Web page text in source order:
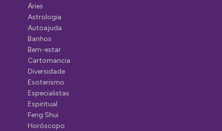
Áries
Astrologia
Autoajuda
Banhos
Bem-estar
Cartomancia
Diversidade
Esoterismo
Especialistas
Espiritual
Feng Shui
Horóscopo